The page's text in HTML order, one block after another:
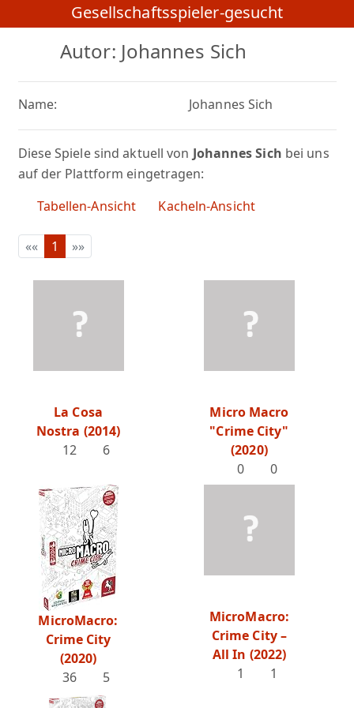
Gesellschaftsspieler-gesucht
Autor: Johannes Sich
Name: Johannes Sich
Diese Spiele sind aktuell von Johannes Sich bei uns
auf der Plattform eingetragen:
Tabellen-Ansicht
Kacheln-Ansicht
«« 1 »»
La Cosa
Nostra (2014)
12
6
Micro Macro
"Crime City"
(2020)
0
0
MicroMacro:
Crime City
(2020)
36
5
MicroMacro:
Crime City –
All In (2022)
1
1